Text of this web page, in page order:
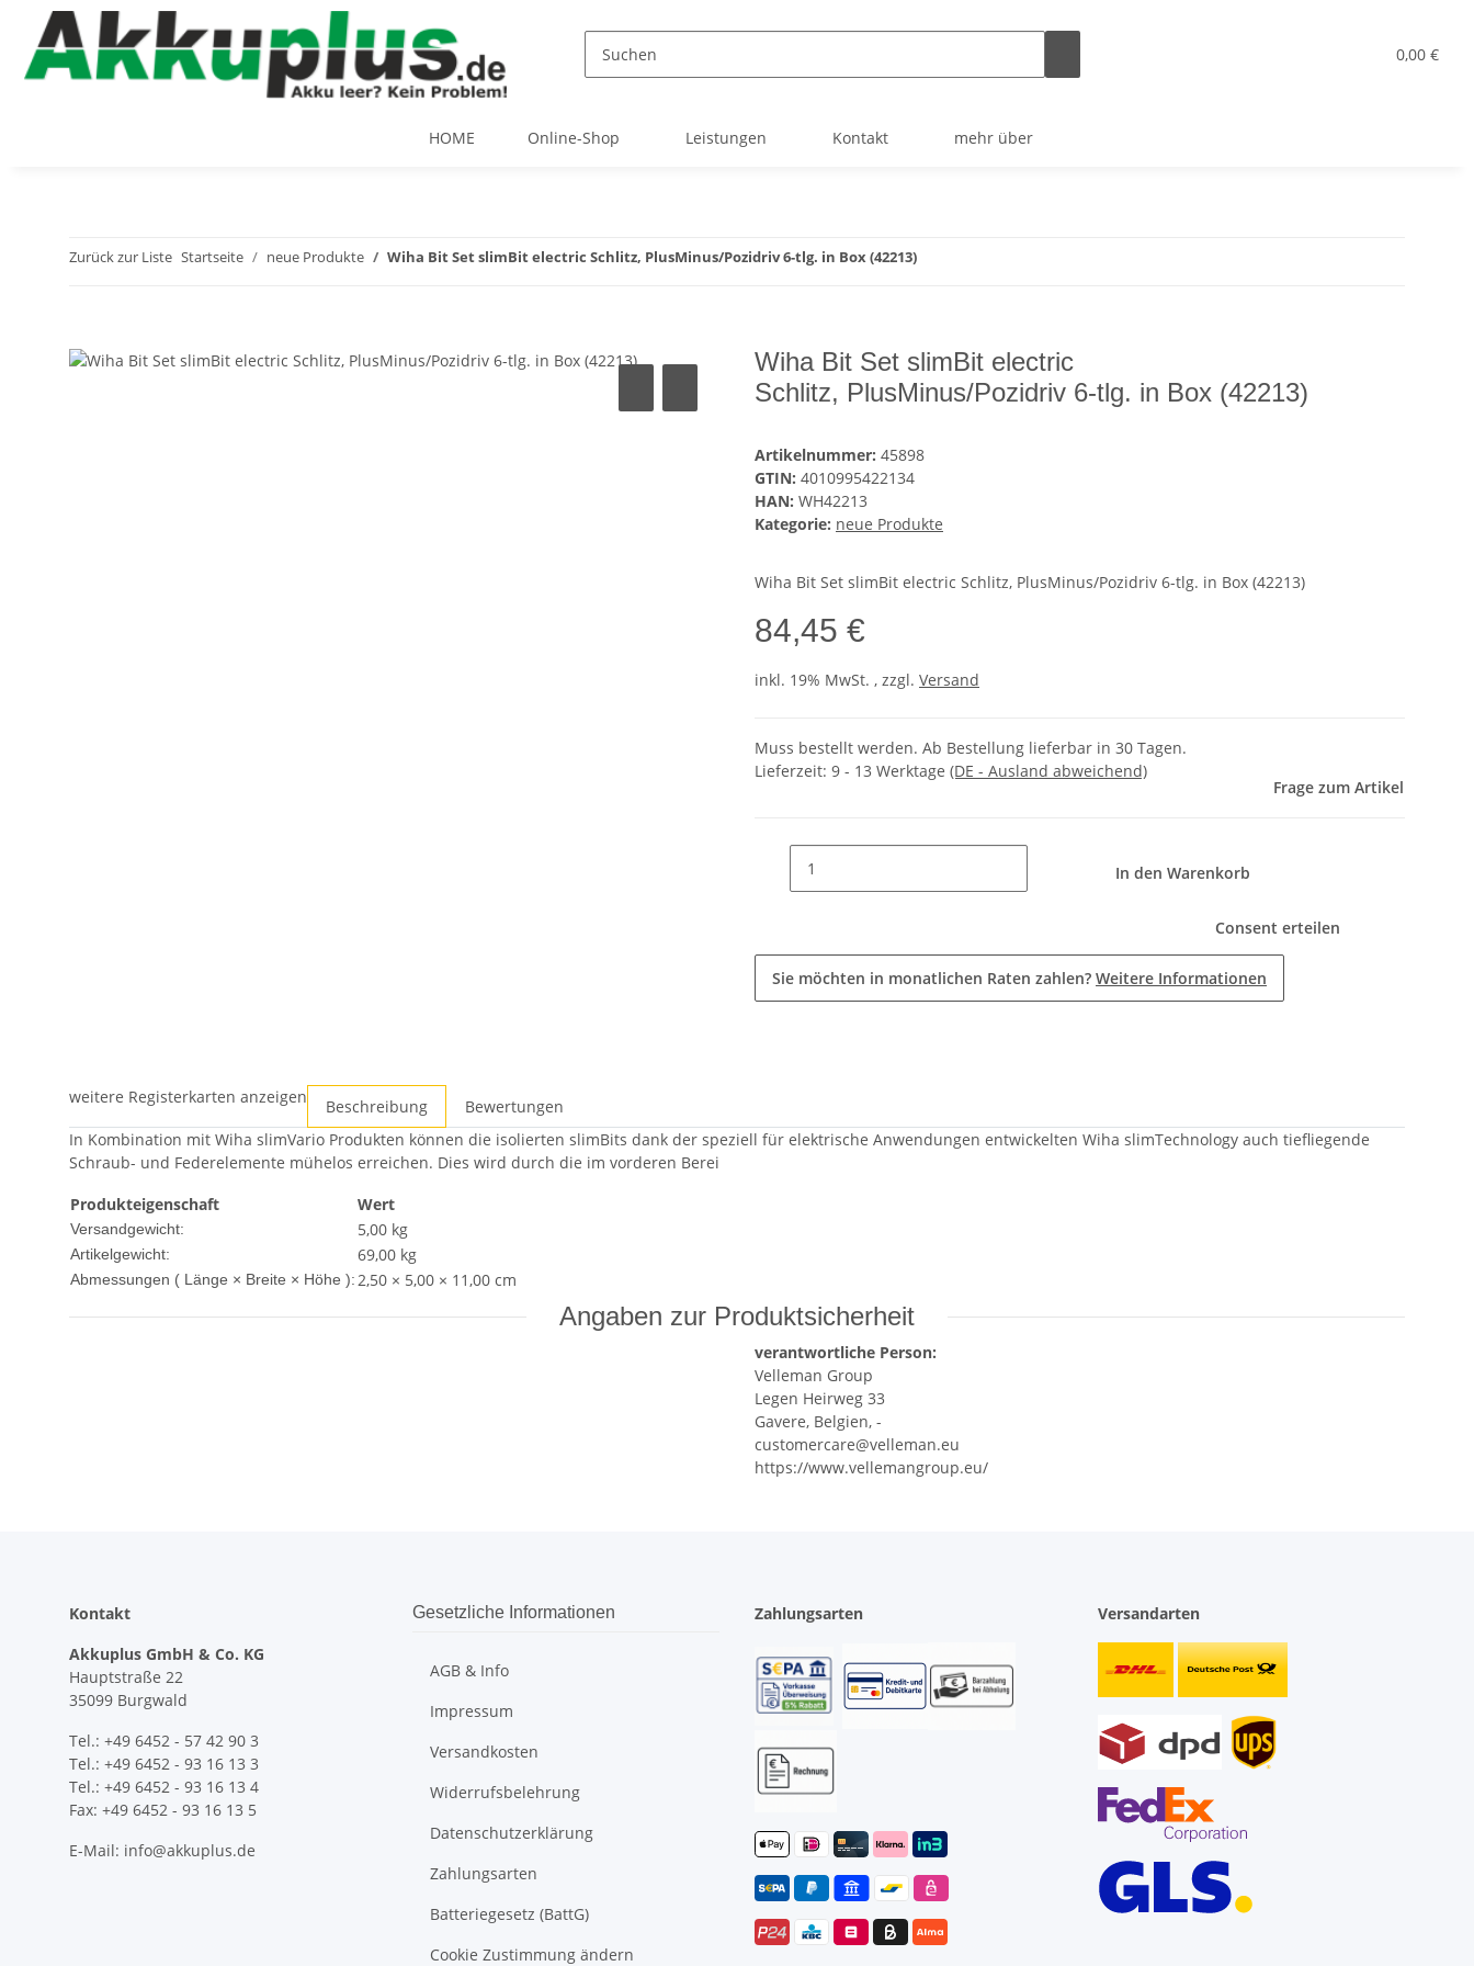
0,00 €
HOME Online-Shop Leistungen Kontakt mehr über
Zurück zur Liste Startseite neue Produkte Wiha Bit Set slimBit electric Schlitz, PlusMinus/Pozidriv 6-tlg. in Box (42213)
Wiha Bit Set slimBit electric
Schlitz, PlusMinus/Pozidriv 6-tlg. in Box (42213)
Artikelnummer: 45898
GTIN: 4010995422134
HAN: WH42213
Kategorie: neue Produkte
Wiha Bit Set slimBit electric Schlitz, PlusMinus/Pozidriv 6-tlg. in Box (42213)
84,45 €
inkl. 19% MwSt. , zzgl. Versand
Muss bestellt werden. Ab Bestellung lieferbar in 30 Tagen.
Lieferzeit: 9 - 13 Werktage (DE - Ausland abweichend)
Frage zum Artikel
In den Warenkorb
Consent erteilen
Sie möchten in monatlichen Raten zahlen? Weitere Informationen
weitere Registerkarten anzeigen Beschreibung
Bewertungen
In Kombination mit Wiha slimVario Produkten können die isolierten slimBits dank der speziell für elektrische Anwendungen entwickelten Wiha slimTechnology auch tiefliegende
Schraub- und Federelemente mühelos erreichen. Dies wird durch die im vorderen Berei
Produkteigenschaft
Wert
Versandgewicht: 5,00 kg
Artikelgewicht: 69,00 kg
Abmessungen ( Länge × Breite × Höhe ):2,50 × 5,00 × 11,00 cm
Angaben zur Produktsicherheit
verantwortliche Person:
Velleman Group
Legen Heirweg 33
Gavere, Belgien, -
customercare@velleman.eu
https://www.vellemangroup.eu/
Kontakt
Akkuplus GmbH & Co. KG
Hauptstraße 22
35099 Burgwald
Tel.: +49 6452 - 57 42 90 3
Tel.: +49 6452 - 93 16 13 3
Tel.: +49 6452 - 93 16 13 4
Fax: +49 6452 - 93 16 13 5
E-Mail: info@akkuplus.de
Gesetzliche Informationen
AGB & Info
Impressum
Versandkosten
Widerrufsbelehrung
Datenschutzerklärung
Zahlungsarten
Batteriegesetz (BattG)
Cookie Zustimmung ändern
Zahlungsarten Versandarten